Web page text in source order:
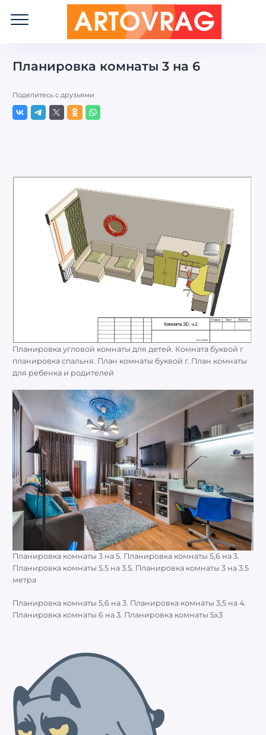
Планировка комнаты 3 на 6
Поделитесь с друзьями
Планировка угловой комнаты для детей. Комната буквой г
планировка спальня. План комнаты буквой г. План комнаты
для ребенка и родителей
Планировка комнаты 3 на 5. Планировка комнаты 5,6 на 3.
Планировка комнаты 5.5 на 3.5. Планировка комнаты 3 на 3.5
метра
Планировка комнаты 5,6 на 3. Планировка комнаты 3,5 на 4.
Планировка комнаты 6 на 3. Планировка комнаты 5х3